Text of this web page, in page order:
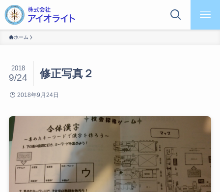
ホーム
修正写真２
2018
9/24
2018年9月24日